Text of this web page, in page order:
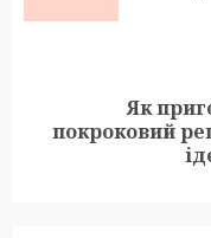
Next
Як
покроковий